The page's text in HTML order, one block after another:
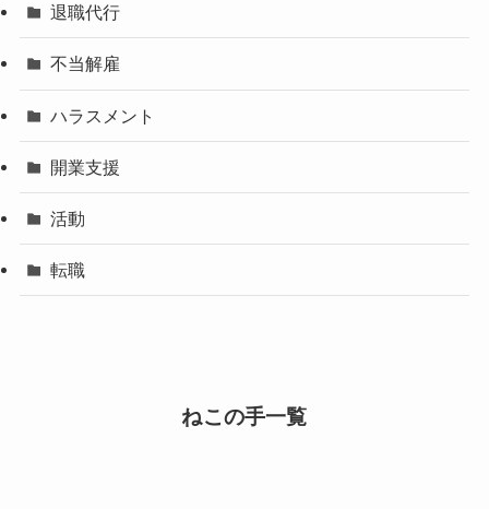
退職代行
不当解雇
ハラスメント
開業支援
活動
転職
ねこの手一覧